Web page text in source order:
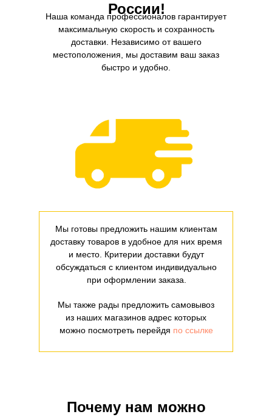
России!
Мы готовы предложить нашим клиентам
доставку товаров в удобное для них время
и место. Критерии доставки будут
обсуждаться с клиентом индивидуально
при оформлении заказа.
Мы также рады предложить самовывоз
из наших магазинов адрес которых
можно посмотреть перейдя по ссылке
Наша команда профессионалов гарантирует
максимальную скорость и сохранность
доставки. Независимо от вашего
местоположения, мы доставим ваш заказ
быстро и удобно.
Почему нам можно